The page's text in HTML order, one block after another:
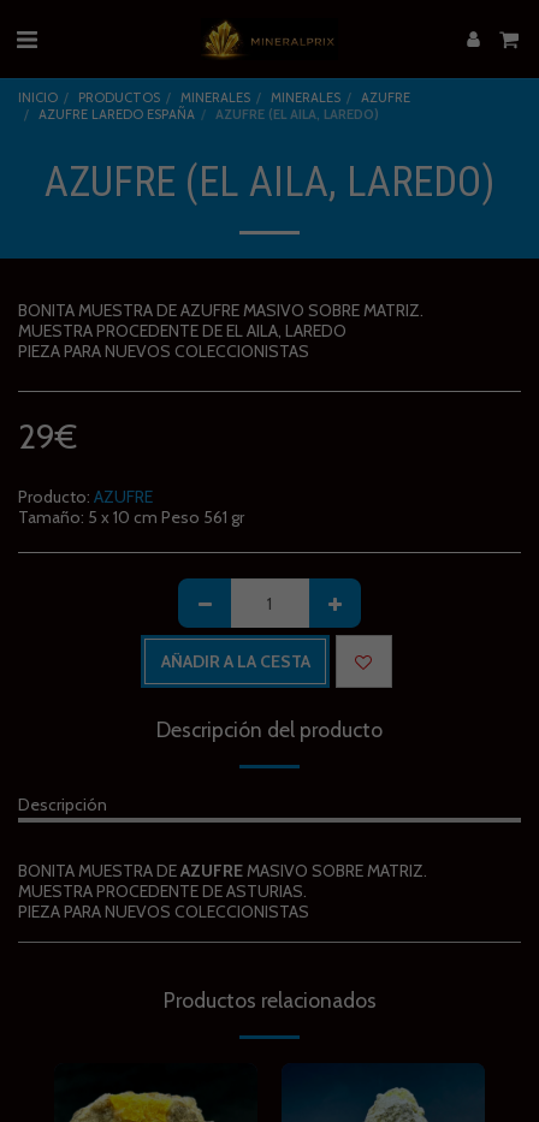
INICIO PRODUCTOS MINERALES MINERALES
AZUFRE
AZUFRE LAREDO ESPAÑA
AZUFRE (EL AILA, LAREDO)
AZUFRE (EL AILA, LAREDO)
BONITA MUESTRA DE AZUFRE MASIVO SOBRE MATRIZ.
MUESTRA PROCEDENTE DE EL AILA, LAREDO
PIEZA PARA NUEVOS COLECCIONISTAS
29€
Producto: AZUFRE
Tamaño: 5 x 10 cm Peso 561 gr
AÑADIR A LA CESTA
Descripción del producto
Descripción
BONITA MUESTRA DEAZUFREMASIVO SOBRE MATRIZ.
MUESTRA PROCEDENTE DE ASTURIAS.
PIEZA PARA NUEVOS COLECCIONISTAS
Productos relacionados